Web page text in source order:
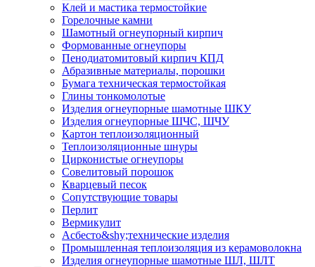
Клей и мастика термостойкие
Горелочные камни
Шамотный огнеупорный кирпич
Формованные огнеупоры
Пенодиатомитовый кирпич КПД
Абразивные материалы, порошки
Бумага техническая термостойкая
Глины тонкомолотые
Изделия огнеупорные шамотные ШКУ
Изделия огнеупорные ШЧС, ШЧУ
Картон теплоизоляционный
Теплоизоляционные шнуры
Цирконистые огнеупоры
Совелитовый порошок
Кварцевый песок
Сопутствующие товары
Перлит
Вермикулит
Асбесто&shy;технические изделия
Промышленная теплоизоляция из керамоволокна
Изделия огнеупорные шамотные ШЛ, ШЛТ